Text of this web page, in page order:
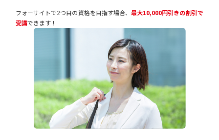
フォーサイトで2つ目の資格を目指す場合、 最大10,000円引きの割引で
受講できます！